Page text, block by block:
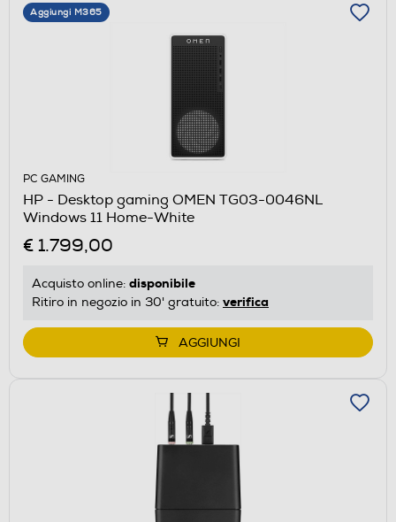
Aggiungi M365
PC GAMING
HP - Desktop gaming OMEN TG03-0046NL
Windows 11 Home-White
€ 1.799,00
Acquisto online: disponibile
Ritiro in negozio in 30' gratuito: verifica
AGGIUNGI